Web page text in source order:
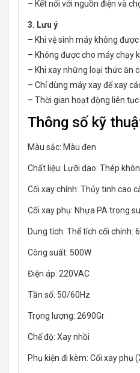
– Kết nối với nguồn điện và
3. Lưu ý
– Khi vệ sinh máy không
– Không được cho máy chạy
– Khi xay những loại thức ăn
– Chỉ dùng máy xay để xay
– Thời gian hoạt động liên
Thông số kỹ
Màu sắc: Màu đen
Chất liệu: Lưỡi dao: Thép
Cối xay chính: Thủy tinh cao
Cối xay phụ: Nhựa PA trong
Dung tích: Thể tích cối chính:
Công suất: 500W
Điện áp: 220VAC
Tần số: 50/60Hz
Trọng lượng: 2690Gr
Chế độ: Xay nhồi
Phụ kiện đi kèm: Cối xay phụ